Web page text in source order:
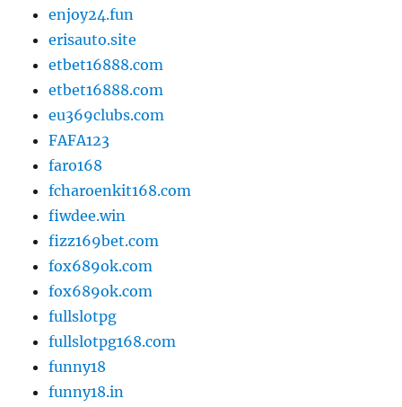
enjoy24.fun
erisauto.site
etbet16888.com
etbet16888.com
eu369clubs.com
FAFA123
faro168
fcharoenkit168.com
fiwdee.win
fizz169bet.com
fox689ok.com
fox689ok.com
fullslotpg
fullslotpg168.com
funny18
funny18.in